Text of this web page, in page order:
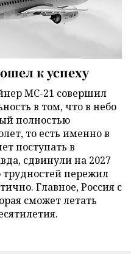
к успеху
МС-21 совершил
в том, что в небо
полностью
то есть именно в
поступать в
сдвинули на 2027
трудностей пережил
Главное, Россия с
сможет летать